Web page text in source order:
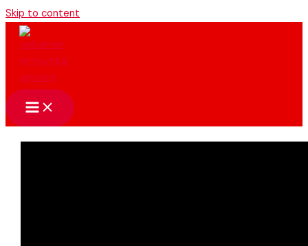
Skip to content